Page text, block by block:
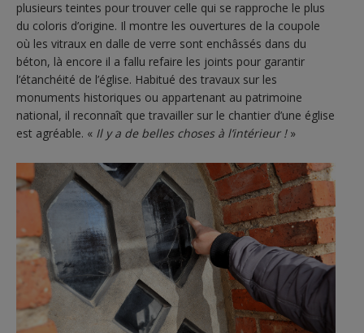
plusieurs teintes pour trouver celle qui se rapproche le plus
du coloris d’origine. Il montre les ouvertures de la coupole
où les vitraux en dalle de verre sont enchâssés dans du
béton, là encore il a fallu refaire les joints pour garantir
l’étanchéité de l’église. Habitué des travaux sur les
monuments historiques ou appartenant au patrimoine
national, il reconnaît que travailler sur le chantier d’une église
est agréable. « Il y a de belles choses à l’intérieur ! »